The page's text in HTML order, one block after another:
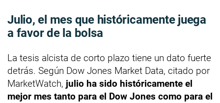
Julio, el mes que históricamente juega
a favor de la bolsa
La tesis alcista de corto plazo tiene un dato fuerte
detrás. Según Dow Jones Market Data, citado por
MarketWatch, julio ha sido históricamente el
mejor mes tanto para el Dow Jones como para el